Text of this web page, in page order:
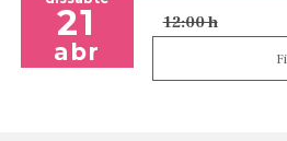
21
abr
12:00 h